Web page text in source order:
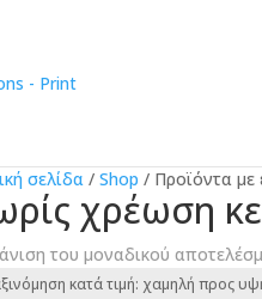
σελίδα /Shop / Προϊόντα με
χρέωση
του μοναδικού